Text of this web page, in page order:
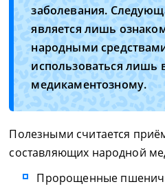
заболевания.
является лишь
народными
использоваться лишь
медикаментозному.
Полезными считается
составляющих народной
Пророщенные